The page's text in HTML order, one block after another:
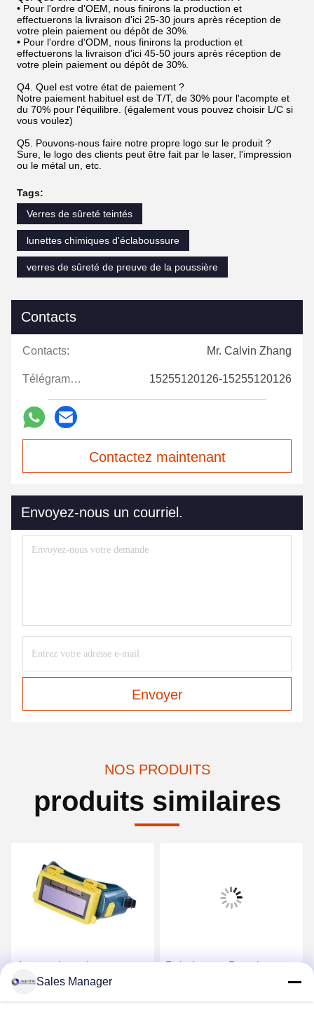
• Pour l'ordre d'OEM, nous finirons la production et
effectuerons la livraison d'ici 25-30 jours après réception de
votre plein paiement ou dépôt de 30%.
• Pour l'ordre d'ODM, nous finirons la production et
effectuerons la livraison d'ici 45-50 jours après réception de
votre plein paiement ou dépôt de 30%.
Q4. Quel est votre état de paiement ?
Notre paiement habituel est de T/T, de 30% pour l'acompte et
du 70% pour l'équilibre. (également vous pouvez choisir L/C si
vous voulez)
Q5. Pouvons-nous faire notre propre logo sur le produit ?
Sure, le logo des clients peut être fait par le laser, l'impression
ou le métal un, etc.
Tags:
Verres de sûreté teintés
lunettes chimiques d'éclaboussure
verres de sûreté de preuve de la poussière
Contacts
Contacts: Mr. Calvin Zhang
Télégramme: 15255120126-15255120126
Contactez maintenant
Envoyez-nous un courriel.
Envoyer
NOS PRODUITS
produits similaires
Automatique de
l'obscurcissement
soudage lunettes de
Polarisateur Pas cher
brouillard ANSI Z87
Sales Manager